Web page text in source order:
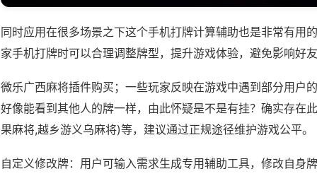
同时应用在很多场景之下这个手机打牌计算辅助也是非常有用
家手机打牌时可以合理调整牌型，提升游戏体验，避免影响好友
微乐广西麻将插件购买；一些玩家反映在游戏中遇到部分用户
好像能看到其他人的牌一样，由此怀疑是不是有挂？确实存在
果麻将,越乡游义乌麻将)等，建议通过正规途径维护游戏公平。
自定义修改牌：用户可输入需求生成专用辅助工具，修改自身